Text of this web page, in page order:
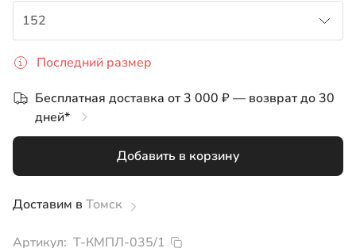
152
152Последний размер
Бесплатная доставка от 3 000 ₽ — возврат до 30
дней*
Добавить в корзину
Доставим в Томск
Артикул: Т-КМПЛ-035/1